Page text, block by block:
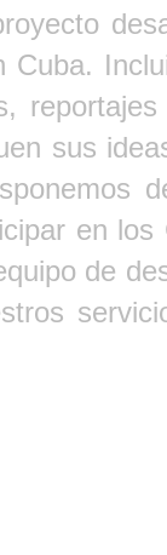
Cuba.
sus
en
de